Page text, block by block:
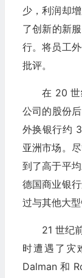
少，利润却
了创新的新
行。将员工
批评。
在 20
公司的股份
外换银行约
亚洲市场。
到了高于平
德国商业银
过与其他大型
21 世纪
时遭遇了灾
Dalman 和